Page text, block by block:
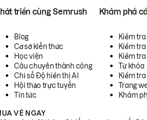
triển cùng Semrush
Blog
Cơ sở kiến thức
Học viện
Câu chuyên thành công
Chỉ số Độ hiển thị AI
Hội thảo trực tuyến
Tin tức
Khám phá
Kiểm
Kiểm tra
Kiểm
Từ khóa
Kiểm
Trang
Khám
VÉ NGAY